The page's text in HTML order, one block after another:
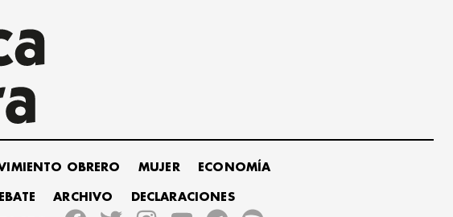
OBRERO MUJER ECONOMÍA
ARCHIVO DECLARACIONES